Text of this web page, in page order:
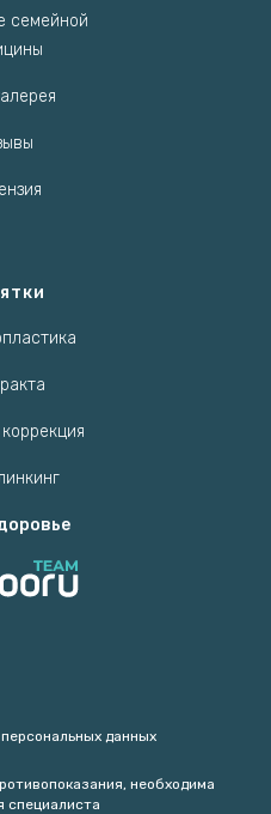
семейной
данных
необходима
специалиста